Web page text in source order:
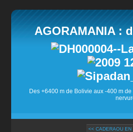
AGORAMANIA :
Des +6400 m de Bolivie aux -400 m
<< CADERAOU EN